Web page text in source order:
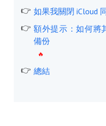
如果我關閉 iCloud
額外提示：如何將
備份
總結